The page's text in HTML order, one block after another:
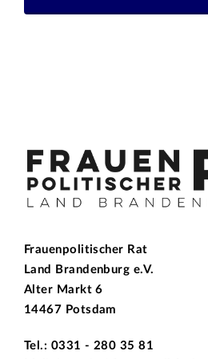
Frauenpolitischer Rat
Land Brandenburg e.V.
Alter Markt 6
14467 Potsdam
Tel.: 0331 - 280 35 81